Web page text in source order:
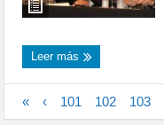
Leer más
« ‹ 101 102 103